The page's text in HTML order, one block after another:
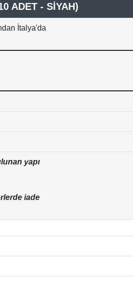
ADET - SİYAH)
İtalya'da
yapı
iade